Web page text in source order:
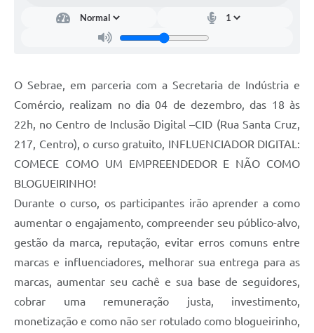
O Sebrae, em parceria com a Secretaria de Indústria e
Comércio, realizam no dia 04 de dezembro, das 18 às
22h, no Centro de Inclusão Digital –CID (Rua Santa Cruz,
217, Centro), o curso gratuito, INFLUENCIADOR DIGITAL:
COMECE COMO UM EMPREENDEDOR E NÃO COMO
BLOGUEIRINHO!
Durante o curso, os participantes irão aprender a como
aumentar o engajamento, compreender seu público-alvo,
gestão da marca, reputação, evitar erros comuns entre
marcas e influenciadores, melhorar sua entrega para as
marcas, aumentar seu cachê e sua base de seguidores,
cobrar uma remuneração justa, investimento,
monetização e como não ser rotulado como blogueirinho,